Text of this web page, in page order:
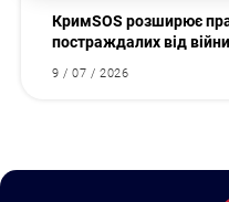
КримSOS розширює
постраждалих від
9 / 07 / 2026